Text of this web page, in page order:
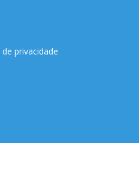
privacidade